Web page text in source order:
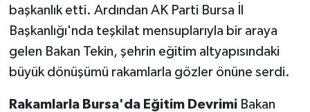
başkanlık etti. Ardından AK Parti Bursa İl
Başkanlığı'nda teşkilat mensuplarıyla bir araya
gelen Bakan Tekin, şehrin eğitim altyapısındaki
büyük dönüşümü rakamlarla gözler önüne serdi.
Rakamlarla Bursa'da Eğitim DevrimiBakan